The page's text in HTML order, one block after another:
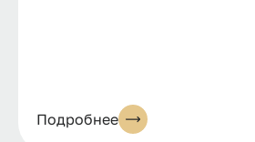
Подробнее